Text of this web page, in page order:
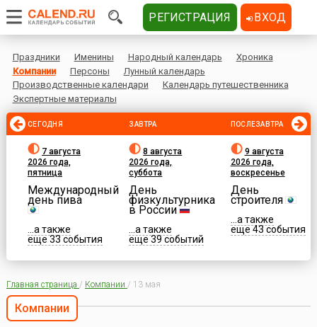
Праздники Именины Народный календарь
Хроника
Компании
Персоны
Лунный календарь
Производственные календари
Календарь путешественника
Экспертные материалы
СЕГОДНЯ
7 августа
2026 года,
пятница
Международный
день пива
...а также
еще 33 события
ЗАВТРА
8 августа
2026 года,
суббота
День
физкультурника
в России
...а также
еще 39 событий
ПОСЛЕЗАВТРА
9 августа
2026 года,
воскресенье
День
строителя
...а также
еще 43 события
Главная страница / Компании / 13 мая
Компании
РЕГИСТРАЦИЯ ВХОД